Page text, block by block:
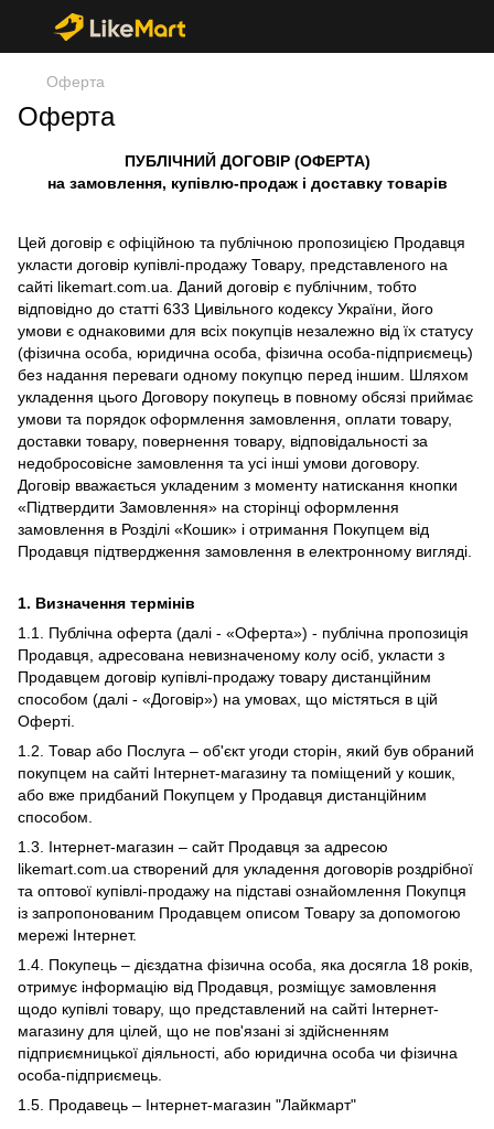
Оферта
Оферта
ПУБЛІЧНИЙ ДОГОВІР (ОФЕРТА)
на замовлення, купівлю-продаж і доставку товарів
Цей договір є офіційною та публічною пропозицією Продавця
укласти договір купівлі-продажу Товару, представленого на
сайті likemart.com.ua. Даний договір є публічним, тобто
відповідно до статті 633 Цивільного кодексу України, його
умови є однаковими для всіх покупців незалежно від їх статусу
(фізична особа, юридична особа, фізична особа-підприємець)
без надання переваги одному покупцю перед іншим. Шляхом
укладення цього Договору покупець в повному обсязі приймає
умови та порядок оформлення замовлення, оплати товару,
доставки товару, повернення товару, відповідальності за
недобросовісне замовлення та усі інші умови договору.
Договір вважається укладеним з моменту натискання кнопки
«Підтвердити Замовлення» на сторінці оформлення
замовлення в Розділі «Кошик» і отримання Покупцем від
Продавця підтвердження замовлення в електронному вигляді.
1. Визначення термінів
1.1. Публічна оферта (далі - «Оферта») - публічна пропозиція
Продавця, адресована невизначеному колу осіб, укласти з
Продавцем договір купівлі-продажу товару дистанційним
способом (далі - «Договір») на умовах, що містяться в цій
Оферті.
1.2. Товар або Послуга – об'єкт угоди сторін, який був обраний
покупцем на сайті Інтернет-магазину та поміщений у кошик,
або вже придбаний Покупцем у Продавця дистанційним
способом.
1.3. Інтернет-магазин – сайт Продавця за адресою
likemart.com.ua створений для укладення договорів роздрібної
та оптової купівлі-продажу на підставі ознайомлення Покупця
із запропонованим Продавцем описом Товару за допомогою
мережі Інтернет.
1.4. Покупець – дієздатна фізична особа, яка досягла 18 років,
отримує інформацію від Продавця, розміщує замовлення
щодо купівлі товару, що представлений на сайті Інтернет-
магазину для цілей, що не пов'язані зі здійсненням
підприємницької діяльності, або юридична особа чи фізична
особа-підприємець.
1.5. Продавець – Інтернет-магазин "Лайкмарт"